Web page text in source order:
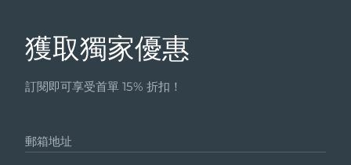
獲取獨家優惠
訂閱即可享受首單 15% 折扣！
郵箱地址